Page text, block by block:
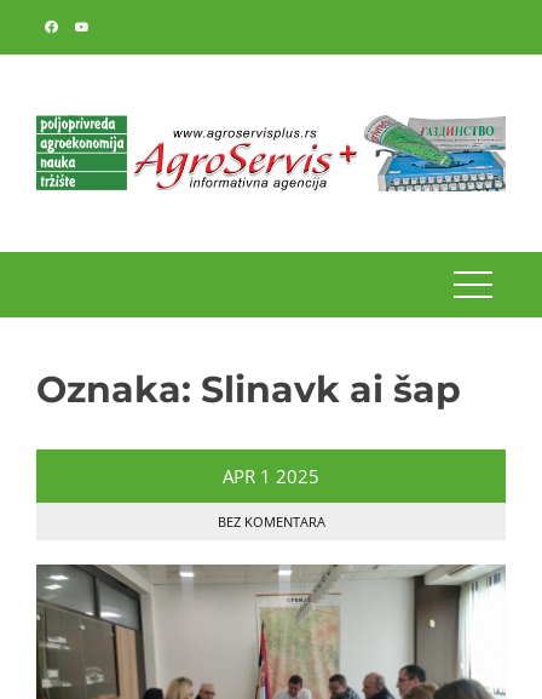
Oznaka: Slinavk ai šap
APR 1 2025
BEZ KOMENTARA